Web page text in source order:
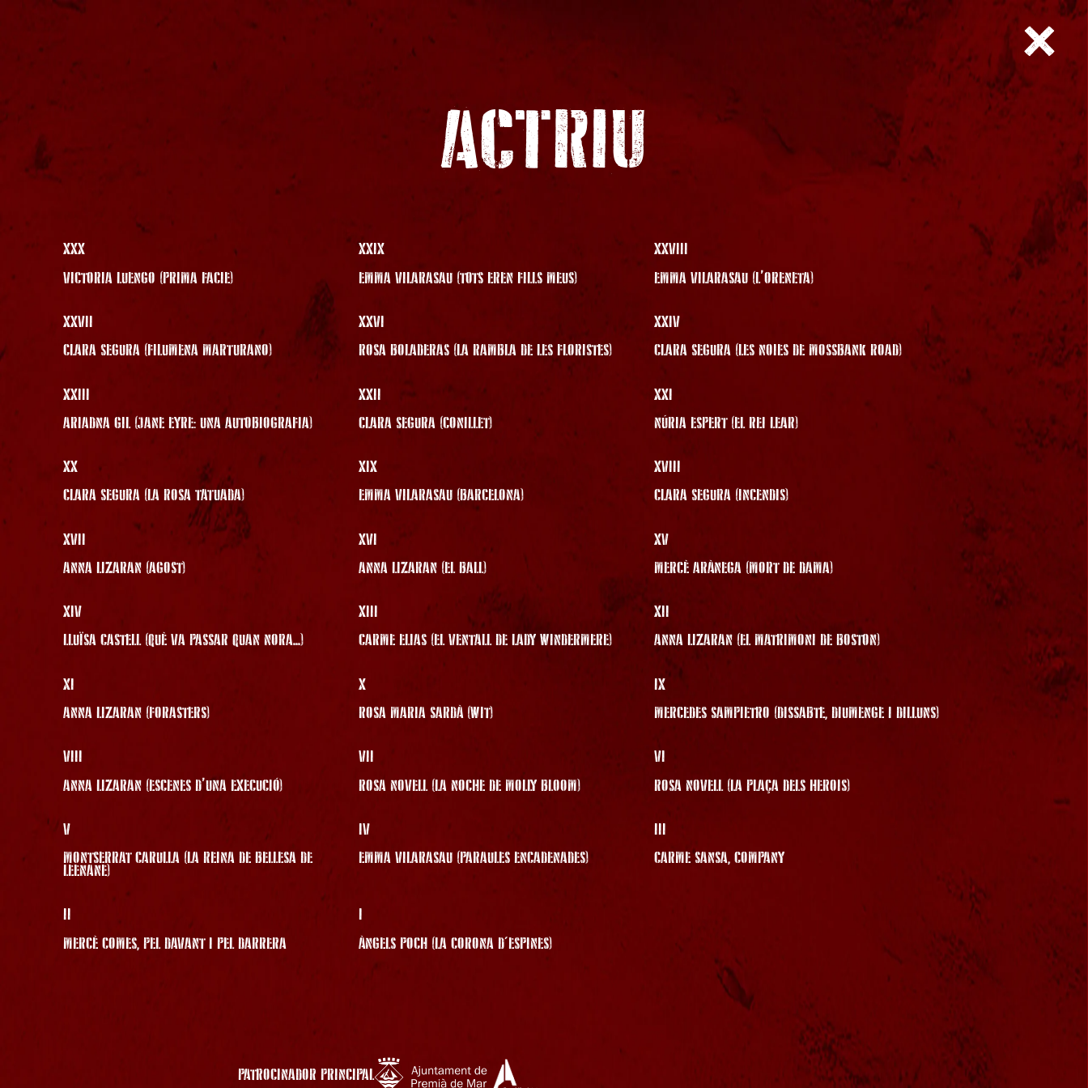
ACTRIU
XXX
VICTORIA LUENGO (PRIMA FACIE)
XXIX
EMMA VILARASAU (TOTS EREN FILLS MEUS)
XXVIII
EMMA VILARASAU (L’ORENETA)
XXVII
CLARA SEGURA (FILUMENA MARTURANO)
XXVI
ROSA BOLADERAS (LA RAMBLA DE LES FLORISTES)
XXIV
CLARA SEGURA (LES NOIES DE MOSSBANK ROAD)
XXIII
ARIADNA GIL (JANE EYRE: UNA AUTOBIOGRAFIA)
XXII
CLARA SEGURA (CONILLET)
XXI
NÚRIA ESPERT (EL REI LEAR)
XX
CLARA SEGURA (LA ROSA TATUADA)
XIX
EMMA VILARASAU (BARCELONA)
XVIII
CLARA SEGURA (INCENDIS)
XVII
ANNA LIZARAN (AGOST)
XVI
ANNA LIZARAN (EL BALL)
XV
MERCÈ ARÀNEGA (MORT DE DAMA)
XIV
LLUÏSA CASTELL (QUÈ VA PASSAR QUAN NORA...)
XIII
CARME ELIAS (EL VENTALL DE LADY WINDERMERE)
XII
ANNA LIZARAN (EL MATRIMONI DE BOSTON)
XI
ANNA LIZARAN (FORASTERS)
X
ROSA MARIA SARDÀ (WIT)
IX
MERCEDES SAMPIETRO (DISSABTE, DIUMENGE I DILLUNS)
VIII
ANNA LIZARAN (ESCENES D’UNA EXECUCIÓ)
VII
ROSA NOVELL (LA NOCHE DE MOLLY BLOOM)
VI
ROSA NOVELL (LA PLAÇA DELS HEROIS)
V
MONTSERRAT CARULLA (LA REINA DE BELLESA DE
LEENANE)
IV
EMMA VILARASAU (PARAULES ENCADENADES)
III
CARME SANSA, COMPANY
II
MERCÈ COMES, PEL DAVANT I PEL DARRERA
I
ÀNGELS POCH (LA CORONA D'ESPINES)
PATROCINADOR PRINCIPAL